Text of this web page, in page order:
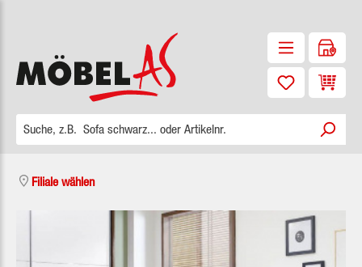
Filiale wählen